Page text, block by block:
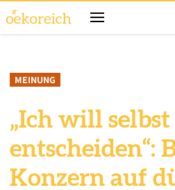
MEINUNG
„Ich will selbst
entscheiden“:
Konzern auf